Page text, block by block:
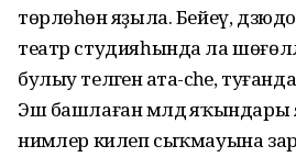
төрлөһөнә яҙыла. Бейеү,
театр студияһында ла
булыу теләгенә ата-әсәһе,
Эш башлаған мәлдә
нимәлер килеп сыҡмауына